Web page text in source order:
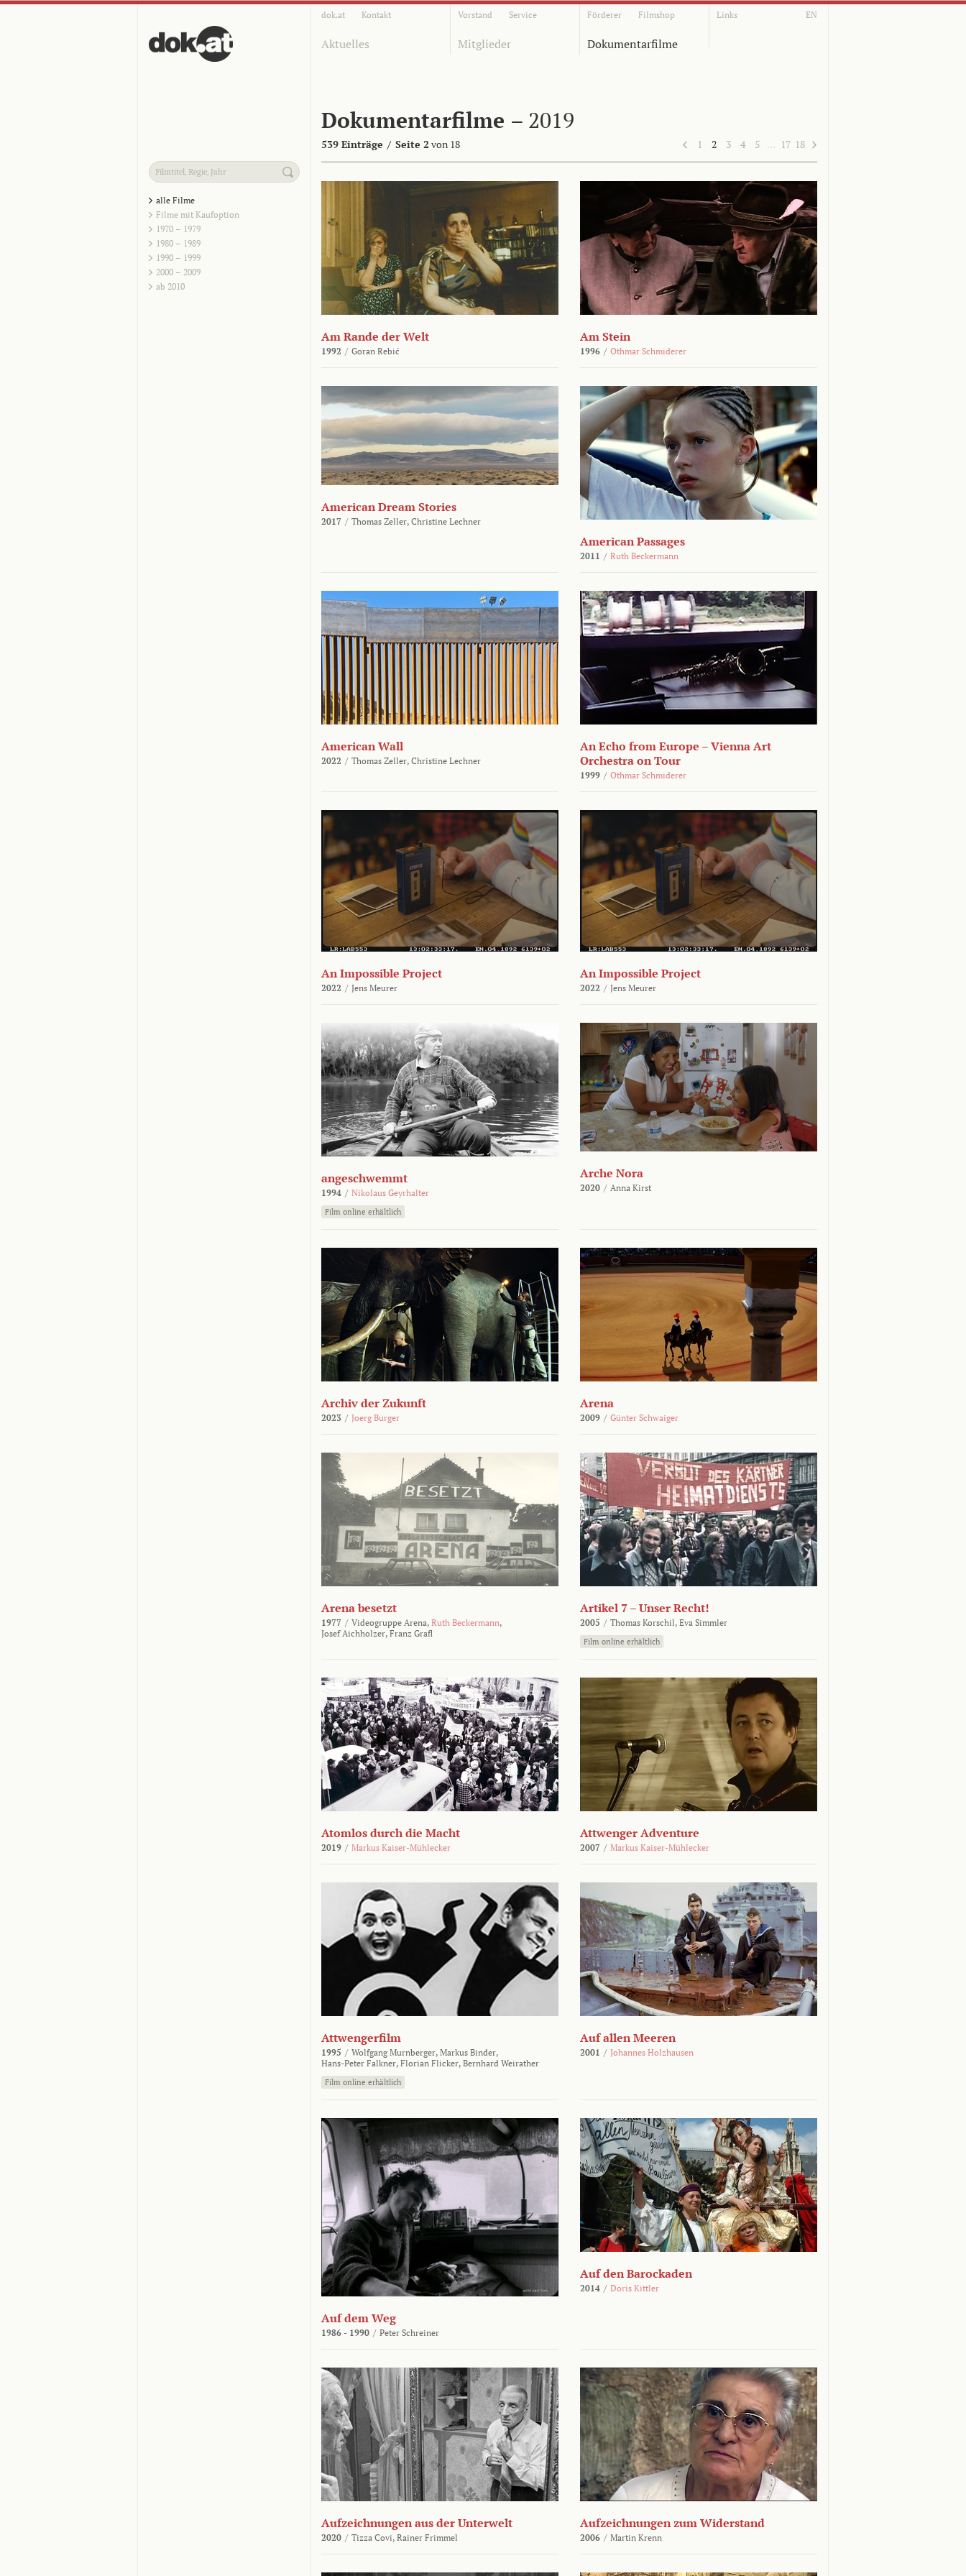
dok.at Kontakt Vorstand Service Förderer Filmshop Links EN
Aktuelles Mitglieder Dokumentarfilme
Dokumentarfilme – 2019
539 Einträge / Seite 2 von 18 1 2 3 4 5 … 17 18
alle Filme
Filme mit Kaufoption
1970 – 1979
1980 – 1989
1990 – 1999
2000 – 2009
ab 2010
Am Rande der Welt
1992 / Goran Rebić
Am Stein
1996 / Othmar Schmiderer
American Dream Stories
2017 / Thomas Zeller, Christine Lechner
American Passages
2011 / Ruth Beckermann
American Wall
2022 / Thomas Zeller, Christine Lechner
An Echo from Europe – Vienna Art
Orchestra on Tour
1999 / Othmar Schmiderer
An Impossible Project
2022 / Jens Meurer
An Impossible Project
2022 / Jens Meurer
angeschwemmt
1994 / Nikolaus Geyrhalter
Film online erhältlich
Arche Nora
2020 / Anna Kirst
Archiv der Zukunft
2023 / Joerg Burger
Arena
2009 / Günter Schwaiger
Arena besetzt
1977 / Videogruppe Arena, Ruth Beckermann,
Josef Aichholzer, Franz Grafl
Artikel 7 – Unser Recht!
2005 / Thomas Korschil, Eva Simmler
Film online erhältlich
Atomlos durch die Macht
2019 / Markus Kaiser-Mühlecker
Attwenger Adventure
2007 / Markus Kaiser-Mühlecker
Attwengerfilm
1995 / Wolfgang Murnberger, Markus Binder,
Hans-Peter Falkner, Florian Flicker, Bernhard Weirather
Film online erhältlich
Auf allen Meeren
2001 / Johannes Holzhausen
Auf dem Weg
1986 - 1990 / Peter Schreiner
Auf den Barockaden
2014 / Doris Kittler
Aufzeichnungen aus der Unterwelt
2020 / Tizza Covi, Rainer Frimmel
Aufzeichnungen zum Widerstand
2006 / Martin Krenn